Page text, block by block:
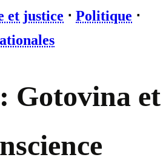
et justice ⋅ Politique ⋅
Gotovina et